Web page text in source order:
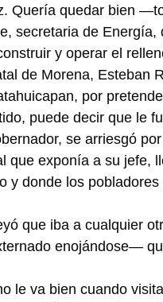
Quería quedar bien
secretaria de
y operar el
de Morena, Esteban
por
puede decir que le
se arriesgó
que exponía a su jefe,
y donde los
que iba a cualquier
enojándose—
le va bien cuando